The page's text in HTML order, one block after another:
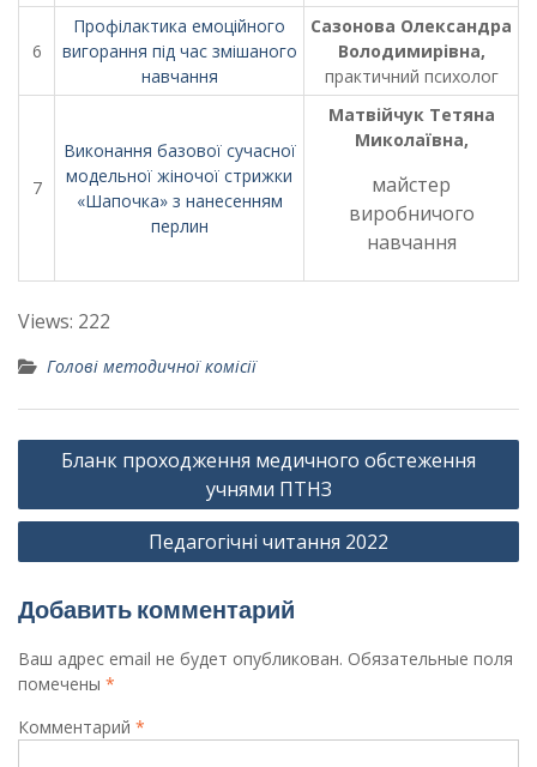
6
Профілактика емоційного
вигорання під час змішаного
навчання
Сазонова Олександра
Володимирівна,
практичний психолог
7
Виконання базової сучасної
модельної жіночої стрижки
«Шапочка» з нанесенням
перлин
Матвійчук Тетяна
Миколаївна,
майстер
виробничого
навчання
Views: 222
Голові методичної комісії
Навигация
записям
Бланк проходження медичного обстеження
учнями ПТНЗ
Педагогічні читання 2022
Добавить комментарий
Ваш адрес email не будет опубликован. Обязательные поля
помечены *
Комментарий *